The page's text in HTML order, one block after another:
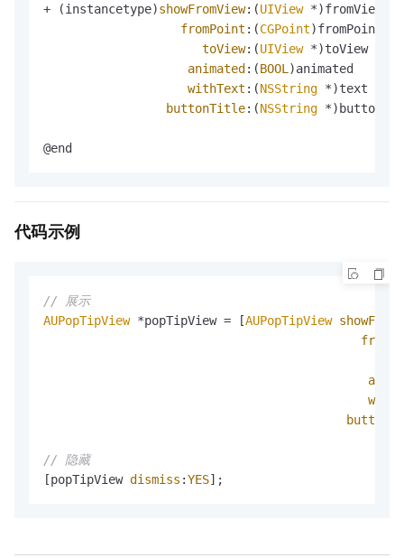
+ (instancetype)showFromView:(UIView *)fromView
fromPoint :(CGPoint)fromPoint
toView:(UIView *)toView
animated:(BOOL )animated
withText :(NSString *)text
buttonTitle:(NSString
@end
代码示例
// 展示
AUPopTipView *popTipView = [AUPopTipView
// 隐藏
[popTipView dismiss :YES];